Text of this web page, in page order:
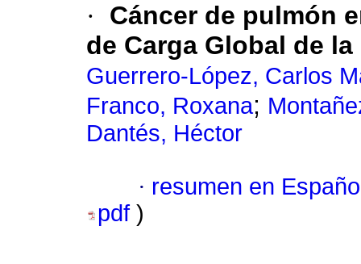
·
Cáncer de pulmón
de Carga Global de
Guerrero-López, Carlos
Franco, Roxana;
Dantés, Héctor
· resumen en
pdf )